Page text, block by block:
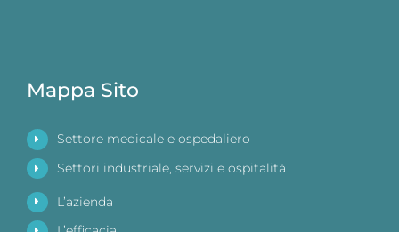
Mappa Sito
Settore medicale e ospedaliero
Settori industriale, servizi e ospitalità
L’azienda